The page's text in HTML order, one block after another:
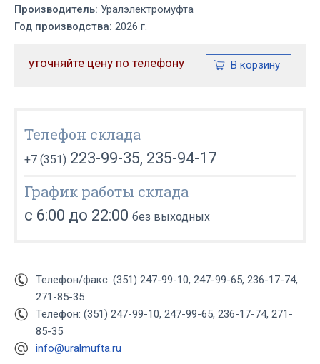
Производитель: Уралэлектромуфта
Год производства: 2026 г.
уточняйте цену по телефону
Телефон склада
+7 (351) 223-99-35, 235-94-17
График работы склада
с 6:00 до 22:00 без выходных
Телефон/факс: (351) 247-99-10, 247-99-65, 236-17-74,
271-85-35
Телефон: (351) 247-99-10, 247-99-65, 236-17-74, 271-
85-35
info@uralmufta.ru